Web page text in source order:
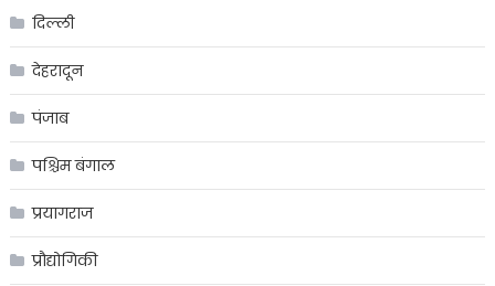
दिल्ली
देहरादून
पंजाब
पश्चिम बंगाल
प्रयागराज
प्रौद्योगिकी